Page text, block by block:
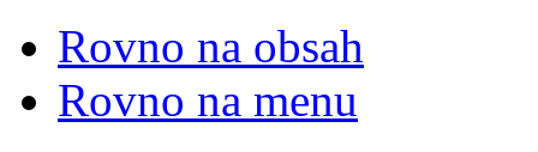
Rovno na obsah
Rovno na menu